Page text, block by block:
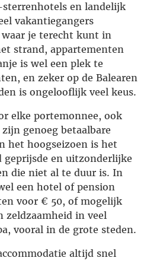
en landelijk
vakantiegangers
je terecht kunt in
strand, appartementen
is wel een plek te
en zeker op de Balearen
is ongelooflijk veel keus.
elke portemonnee, ook
genoeg betaalbare
het hoogseizoen is het
geprijsde en uitzonderlijke
die niet al te duur is. In
een hotel of pension
voor € 50, of mogelijk
zeldzaamheid in veel
vooral in de grote steden.
altijd snel